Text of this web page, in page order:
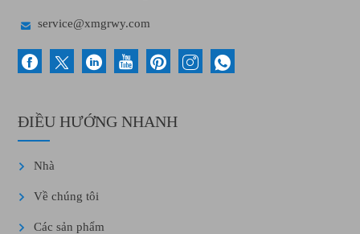
 service@xmgrwy.com
ĐIỀU HƯỚNG NHANH
Nhà
Về chúng tôi
Các sản phẩm